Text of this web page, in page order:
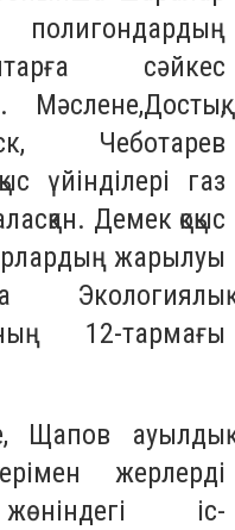
сәйкес
Мәслене,Достық,
Чеботарев
үйінділері газ
Демек қоқыс
жарылуы
Экологиялық
12-тармағы
Щапов ауылдық
жерлерді
іс-